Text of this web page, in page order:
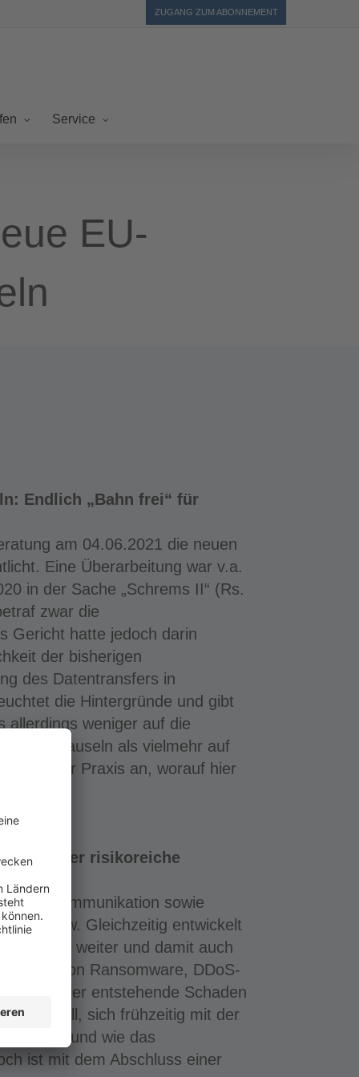
ZUGANG ZUM ABONNEMENT
Service
EU-
Endlich „Bahn frei“ für
am 04.06.2021 die neuen
Eine Überarbeitung war v.a.
in der Sache „Schrems II“ (Rs.
zwar die
Gericht hatte jedoch darin
der bisherigen
des Datentransfers in
die Hintergründe und gibt
allerdings weniger auf die
als vielmehr auf
in der Praxis an, worauf hier
oder risikoreiche
Kommunikation sowie
how. Gleichzeitig entwickelt
weiter und damit auch
Opfer von Ransomware, DDoS-
Der hier entstehende Schaden
sich frühzeitig mit der
haftet und wie das
ist mit dem Abschluss einer